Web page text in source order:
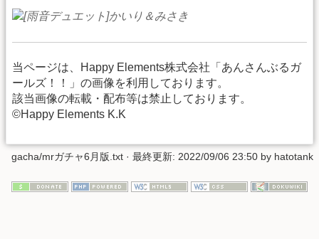
当ページは、Happy Elements株式会社「あんさんぶるガ
ールズ！！」の画像を利用しております。
該当画像の転載・配布等は禁止しております。
©Happy Elements K.K
gacha/mrガチャ6月版.txt · 最終更新: 2022/09/06 23:50 by hatotank